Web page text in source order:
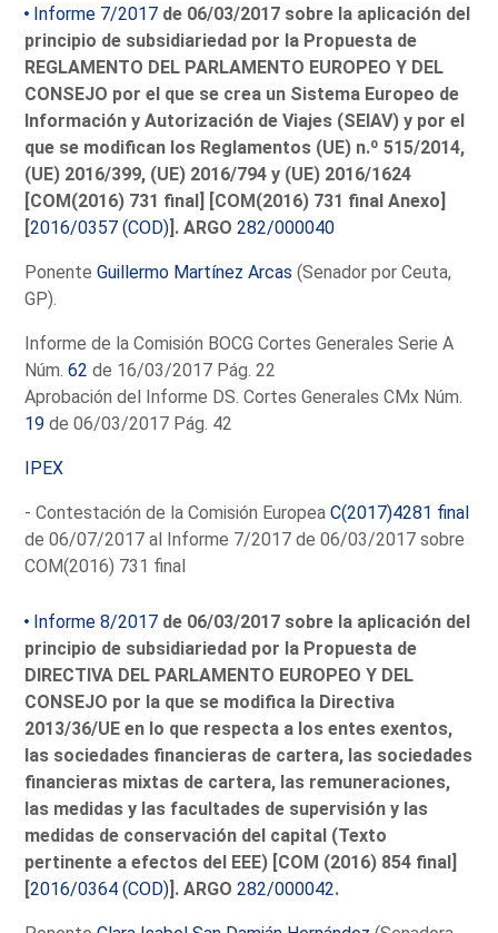
Informe 7/2017 de 06/03/2017 sobre la aplicación del
principio de subsidiariedad por la Propuesta de
REGLAMENTO DEL PARLAMENTO EUROPEO Y DEL
CONSEJO por el que se crea un Sistema Europeo de
Información y Autorización de Viajes (SEIAV) y por el
que se modifican los Reglamentos (UE) n.º 515/2014,
(UE) 2016/399, (UE) 2016/794 y (UE) 2016/1624
[COM(2016) 731 final] [COM(2016) 731 final Anexo]
[2016/0357 (COD)]. ARGO282/000040
PonenteGuillermo Martínez Arcas (Senador por Ceuta,
GP).
Informe de la Comisión BOCG Cortes Generales Serie A
Núm.62 de 16/03/2017 Pág. 22
Aprobación del Informe DS. Cortes Generales CMx Núm.
19 de 06/03/2017 Pág. 42
IPEX
- Contestación de la Comisión EuropeaC(2017)4281 final
de 06/07/2017 al Informe 7/2017 de 06/03/2017 sobre
COM(2016) 731 final
Informe 8/2017 de 06/03/2017 sobre la aplicación del
principio de subsidiariedad por la Propuesta de
DIRECTIVA DEL PARLAMENTO EUROPEO Y DEL
CONSEJO por la que se modifica la Directiva
2013/36/UE en lo que respecta a los entes exentos,
las sociedades financieras de cartera, las sociedades
financieras mixtas de cartera, las remuneraciones,
las medidas y las facultades de supervisión y las
medidas de conservación del capital (Texto
pertinente a efectos del EEE) [COM (2016) 854 final]
[2016/0364 (COD)]. ARGO282/000042.